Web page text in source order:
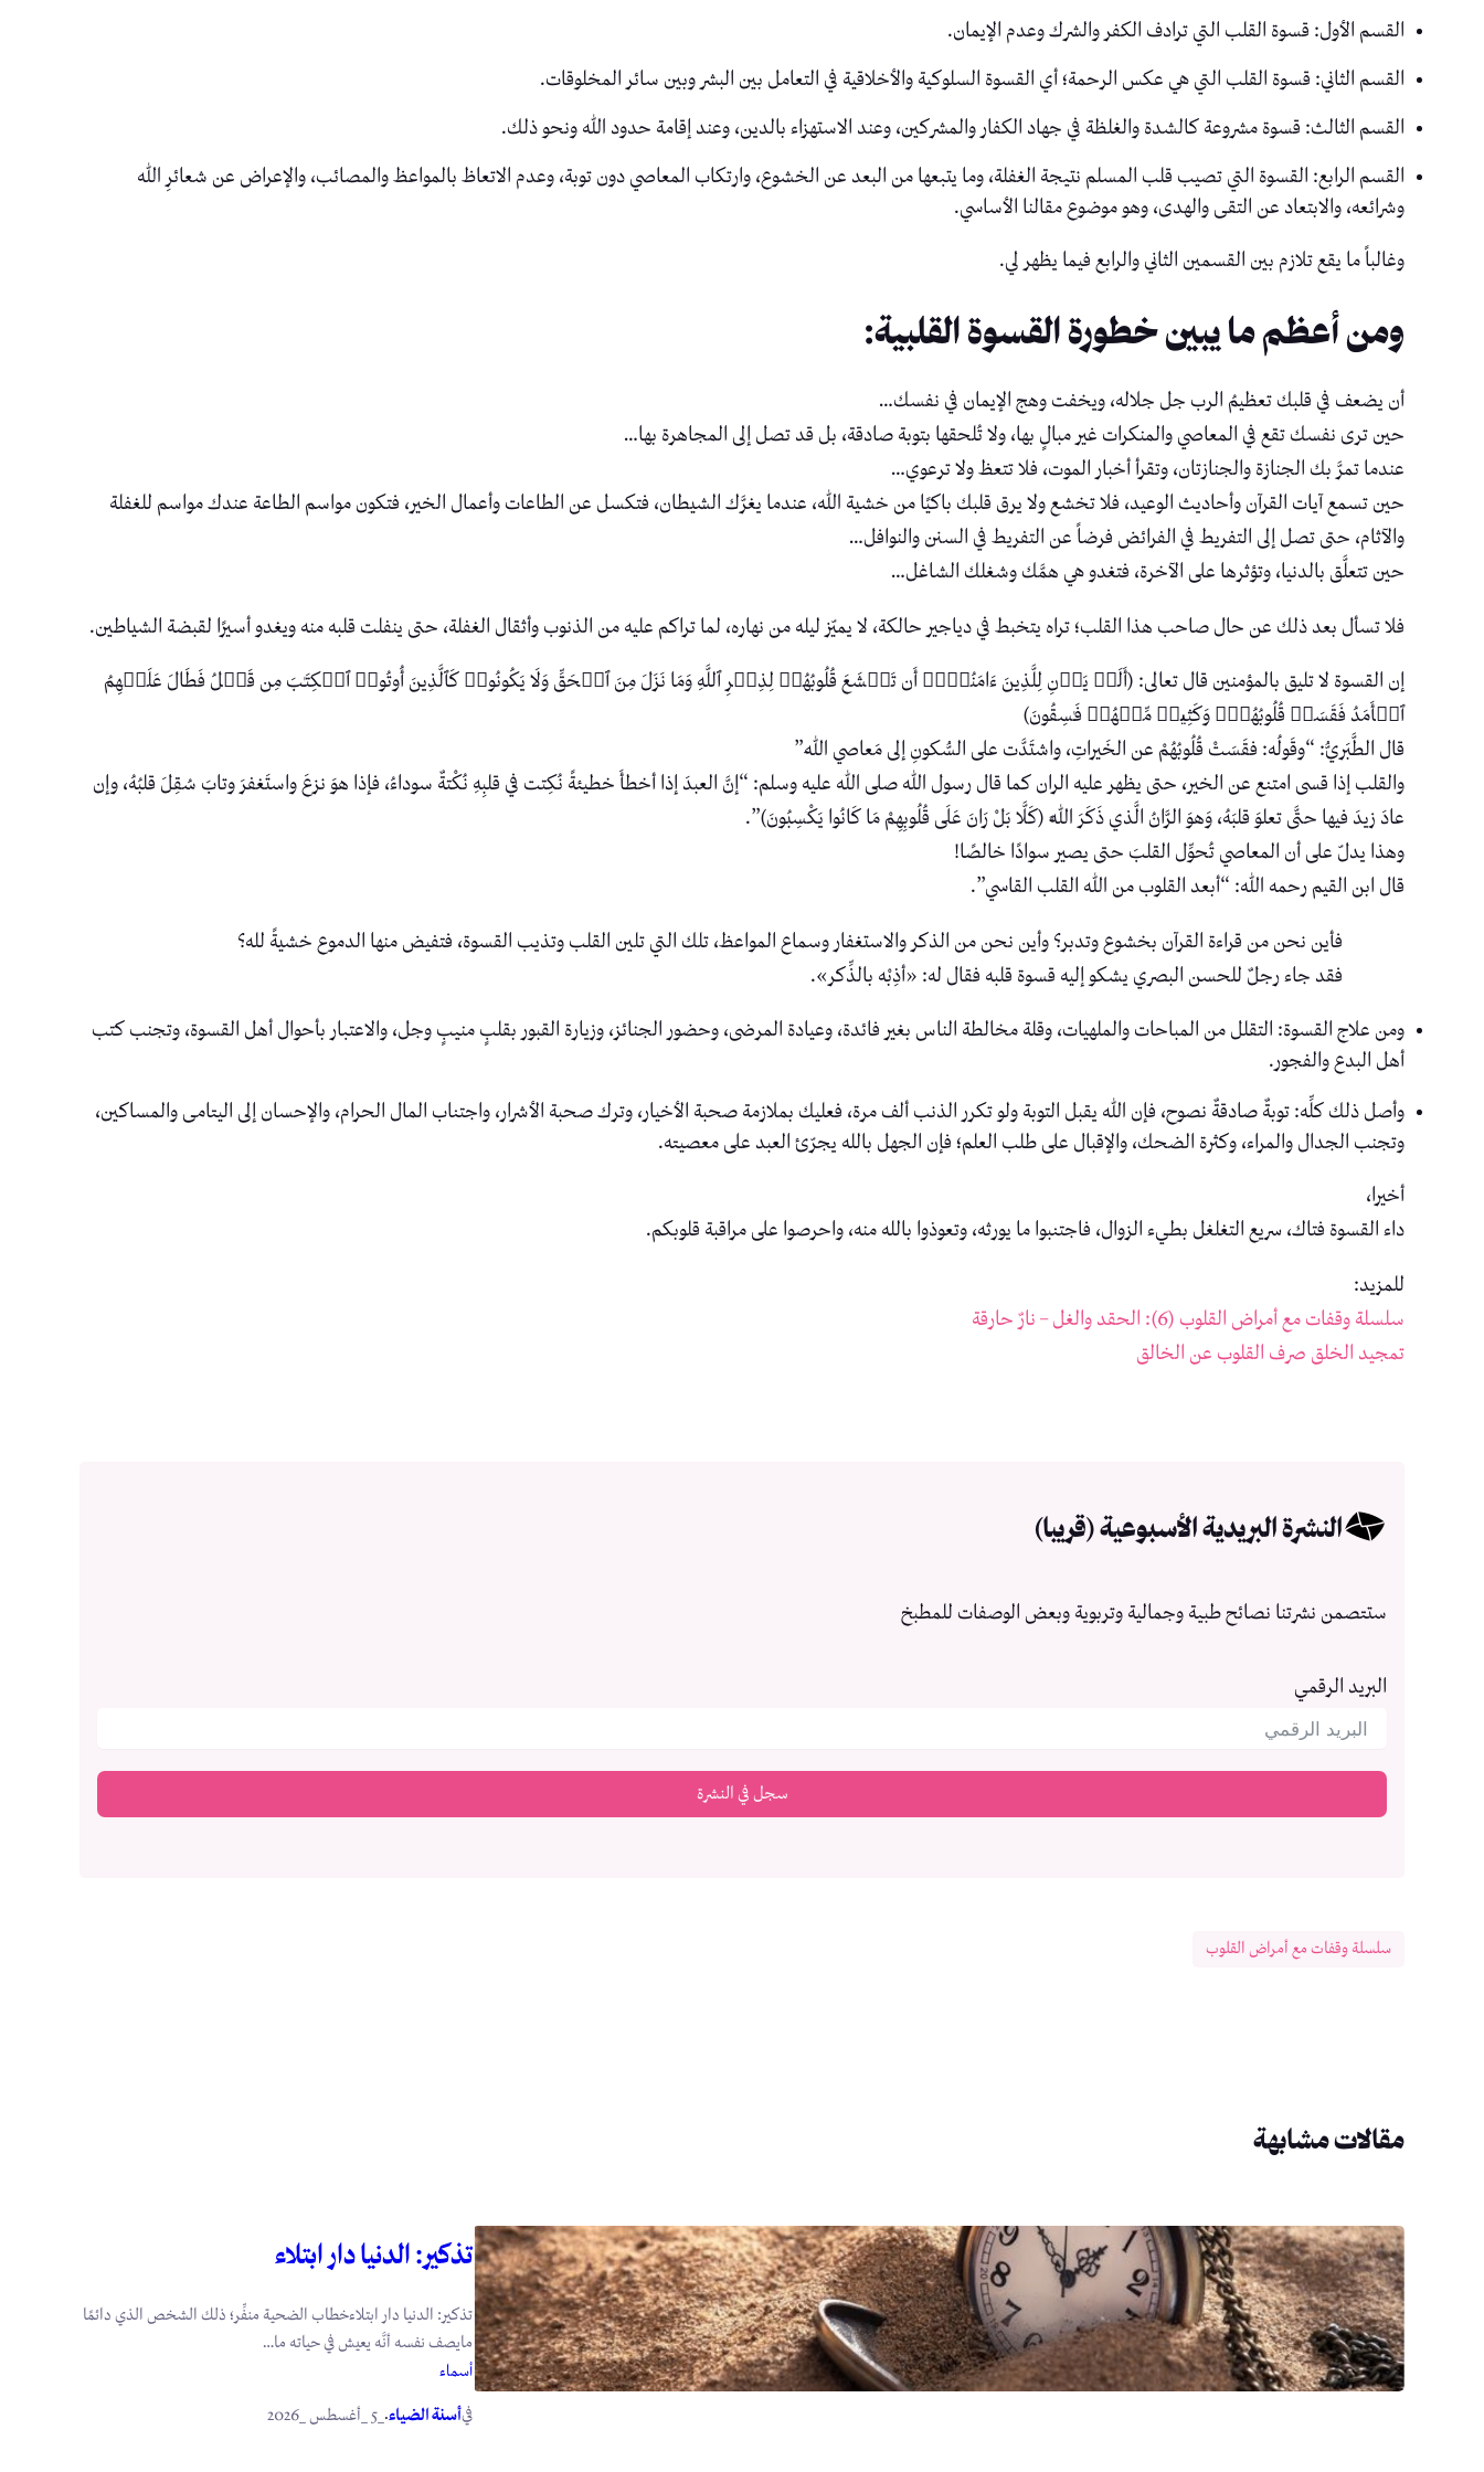
القسم الأول: قسوة القلب التي ترادف الكفر والشرك وعدم الإيمان.
القسم الثاني: قسوة القلب التي هي عكس الرحمة؛ أي القسوة السلوكية والأخلاقية في التعامل بين البشر وبين سائر المخلوقات.
القسم الثالث: قسوة مشروعة كالشدة والغلظة في جهاد الكفار والمشركين، وعند الاستهزاء بالدين، وعند إقامة حدود الله ونحو ذلك.
القسم الرابع: القسوة التي تصيب قلب المسلم نتيجة الغفلة، وما يتبعها من البعد عن الخشوع، وارتكاب المعاصي دون توبة، وعدم الاتعاظ بالمواعظ والمصائب، والإعراض عن شعائرِ الله
وشرائعه، والابتعاد عن التقى والهدى، وهو موضوع مقالنا الأساسي.
وغالباً ما يقع تلازم بين القسمين الثاني والرابع فيما يظهر لي.
ومن أعظم ما يبين خطورة القسوة القلبية:
أن يضعف في قلبك تعظيمُ الرب جل جلاله، ويخفت وهج الإيمان في نفسك…
حين ترى نفسك تقع في المعاصي والمنكرات غير مبالٍ بها، ولا تُلحقها بتوبة صادقة، بل قد تصل إلى المجاهرة بها…
عندما تمرَّ بك الجنازة والجنازتان، وتقرأ أخبار الموت، فلا تتعظ ولا ترعوي…
حين تسمع آيات القرآن وأحاديث الوعيد، فلا تخشع ولا يرق قلبك باكيًا من خشية الله، عندما يغرَّك الشيطان، فتكسل عن الطاعات وأعمال الخير، فتكون مواسم الطاعة عندك مواسم للغفلة
والآثام، حتى تصل إلى التفريط في الفرائض فرضاً عن التفريط في السنن والنوافل…
حين تتعلَّق بالدنيا، وتؤثرها على الآخرة، فتغدو هي همَّك وشغلك الشاغل…
فلا تسأل بعد ذلك عن حال صاحب هذا القلب؛ تراه يتخبط في دياجير حالكة، لا يميّز ليله من نهاره، لما تراكم عليه من الذنوب وأثقال الغفلة، حتى ينفلت قلبه منه ويغدو أسيرًا لقبضة الشياطين.
إن القسوة لا تليق بالمؤمنين قال تعالى: (أَلَمۡ یَأۡنِ لِلَّذِینَ ءَامَنُوۤا۟ أَن تَخۡشَعَ قُلُوبُهُمۡ لِذِكۡرِ ٱللَّهِ وَمَا نَزَلَ مِنَ ٱلۡحَقِّ وَلَا یَكُونُوا۟ كَٱلَّذِینَ أُوتُوا۟ ٱلۡكِتَـٰبَ مِن قَبۡلُ فَطَالَ عَلَیۡهِمُ
ٱلۡأَمَدُ فَقَسَتۡ قُلُوبُهُمۡۖ وَكَثِیرࣱ مِّنۡهُمۡ فَـٰسِقُونَ)
قال الطَّبَريُّ: “وقَولُه: فقَسَتْ قُلُوبُهُمْ عن الخَيراتِ، واشتَدَّت على السُّكونِ إلى مَعاصي اللهِ”
والقلب إذا قسى امتنع عن الخير، حتى يظهر عليه الران كما قال رسول الله صلى الله عليه وسلم: “إنَّ العبدَ إذا أخطأَ خطيئةً نُكِتت في قلبِهِ نُكْتةٌ سوداءُ، فإذا هوَ نزعَ واستَغفرَ وتابَ سُقِلَ قلبُهُ، وإن
عادَ زيدَ فيها حتَّى تعلوَ قلبَهُ، وَهوَ الرَّانُ الَّذي ذَكَرَ اللَّه (كَلَّا بَلْ رَانَ عَلَى قُلُوبِهِمْ مَا كَانُوا يَكْسِبُونَ)”.
وهذا يدلّ على أن المعاصي تُحوِّل القلبَ حتى يصير سوادًا خالصًا!
قال ابن القيم رحمه الله: “أبعد القلوب من الله القلب القاسي”.
فأين نحن من قراءة القرآن بخشوع وتدبر؟ وأين نحن من الذكر والاستغفار وسماع المواعظ، تلك التي تلين القلب وتذيب القسوة، فتفيض منها الدموع خشيةً لله؟
فقد جاء رجلٌ للحسن البصري يشكو إليه قسوة قلبه فقال له: «أذِبْه بالذِّكر».
ومن علاج القسوة: التقلل من المباحات والملهيات، وقلة مخالطة الناس بغير فائدة، وعيادة المرضى، وحضور الجنائز، وزيارة القبور بقلبٍ منيبٍ وجل، والاعتبار بأحوال أهل القسوة، وتجنب كتب
أهل البدع والفجور.
وأصل ذلك كلِّه: توبةٌ صادقةٌ نصوح، فإن الله يقبل التوبة ولو تكرر الذنب ألف مرة، فعليك بملازمة صحبة الأخيار، وترك صحبة الأشرار، واجتناب المال الحرام، والإحسان إلى اليتامى والمساكين،
وتجنب الجدال والمراء، وكثرة الضحك، والإقبال على طلب العلم؛ فإن الجهل بالله يجرّئ العبد على معصيته.
أخيرا،
داء القسوة فتاك، سريع التغلغل بطيء الزوال، فاجتنبوا ما يورثه، وتعوذوا بالله منه، واحرصوا على مراقبة قلوبكم.
للمزيد:
سلسلة وقفات مع أمراض القلوب (6): الحقد والغل – نارٌ حارقة
تمجيد الخلق صرف القلوب عن الخالق
النشرة البريدية الأسبوعية (قريبا)
ستتصمن نشرتنا نصائح طبية وجمالية وتربوية وبعض الوصفات للمطبخ
البريد الرقمي
سجل في النشرة
سلسلة وقفات مع أمراض القلوب
مقالات مشابهة
تذكير: الدنيا دار ابتلاء
تذكير: الدنيا دار ابتلاءخطاب الضحية منفِّر؛ ذلك الشخص الذي دائمًا
مايصف نفسه أنَّه يعيش في حياته ما…
أسماء
فيأسنة الضياء.